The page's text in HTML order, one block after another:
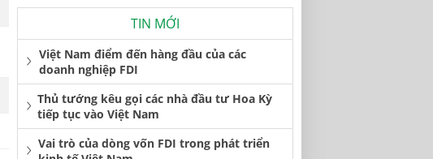
TIN MỚI
Việt Nam điểm đến hàng đầu của các
doanh nghiệp FDI
Thủ tướng kêu gọi các nhà đầu tư Hoa Kỳ
tiếp tục vào Việt Nam
Vai trò của dòng vốn FDI trong phát triển